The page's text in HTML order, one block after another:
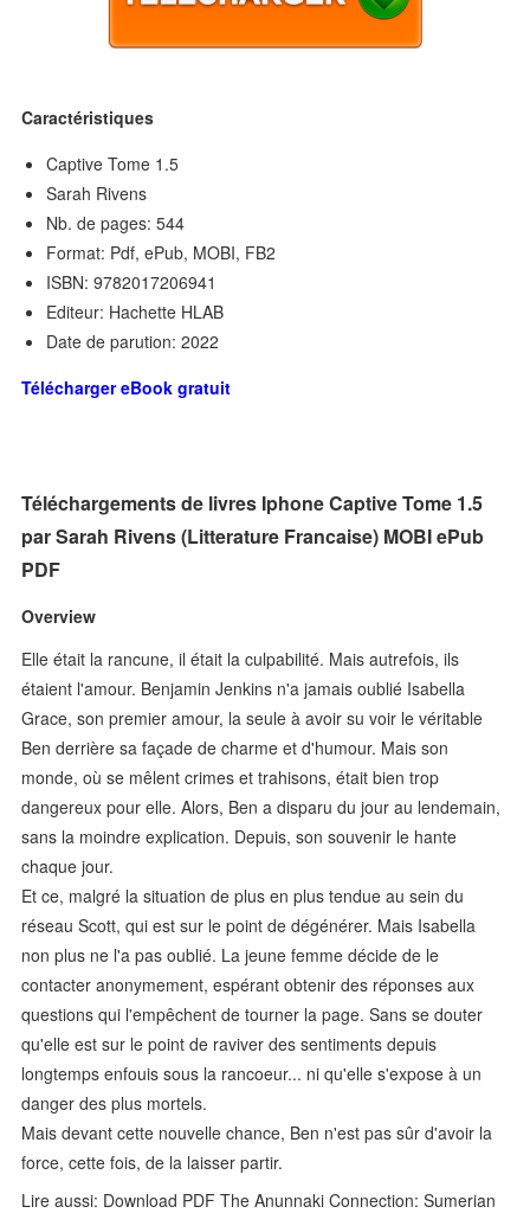
Caractéristiques
Captive Tome 1.5
Sarah Rivens
Nb. de pages: 544
Format: Pdf, ePub, MOBI, FB2
ISBN: 9782017206941
Editeur: Hachette HLAB
Date de parution: 2022
Télécharger eBook gratuit
Téléchargements de livres Iphone Captive Tome 1.5
par Sarah Rivens (Litterature Francaise) MOBI ePub
PDF
Overview
Elle était la rancune, il était la culpabilité. Mais autrefois, ils
étaient l'amour. Benjamin Jenkins n'a jamais oublié Isabella
Grace, son premier amour, la seule à avoir su voir le véritable
Ben derrière sa façade de charme et d'humour. Mais son
monde, où se mêlent crimes et trahisons, était bien trop
dangereux pour elle. Alors, Ben a disparu du jour au lendemain,
sans la moindre explication. Depuis, son souvenir le hante
chaque jour.
Et ce, malgré la situation de plus en plus tendue au sein du
réseau Scott, qui est sur le point de dégénérer. Mais Isabella
non plus ne l'a pas oublié. La jeune femme décide de le
contacter anonymement, espérant obtenir des réponses aux
questions qui l'empêchent de tourner la page. Sans se douter
qu'elle est sur le point de raviver des sentiments depuis
longtemps enfouis sous la rancoeur... ni qu'elle s'expose à un
danger des plus mortels.
Mais devant cette nouvelle chance, Ben n'est pas sûr d'avoir la
force, cette fois, de la laisser partir.
Lire aussi: Download PDF The Anunnaki Connection: Sumerian